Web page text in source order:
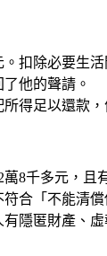
扣除必要生
他的聲請。
得足以還款
8千多元，
合「不能清
隱匿財產